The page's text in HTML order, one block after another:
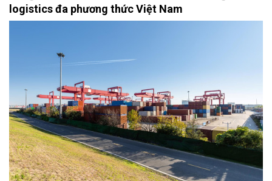
logistics đa phương thức Việt Nam